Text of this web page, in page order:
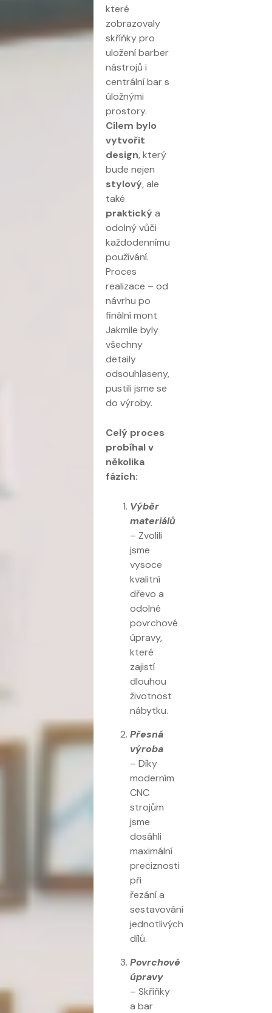
které
zobrazovaly
skříňky pro
uložení barber
nástrojů i
centrální bar s
úložnými
prostory.
Cílem bylo
vytvořit
design, který
bude nejen
stylový, ale
také
praktickýa
odolný vůči
každodennímu
používání.
Proces
realizace – od
návrhu po
finální mont
Jakmile byly
všechny
detaily
odsouhlaseny,
pustili jsme se
do výroby.
Celý proces
probíhal v
několika
fázích:
Výběr
materiálů
– Zvolili
jsme
vysoce
kvalitní
dřevo a
odolné
povrchové
úpravy,
které
zajistí
dlouhou
životnost
nábytku.
Přesná
výroba
– Díky
moderním
CNC
strojům
jsme
dosáhli
maximální
preciznosti
při
řezání a
sestavování
jednotlivých
dílů.
Povrchové
úpravy
– Skříňky
a bar